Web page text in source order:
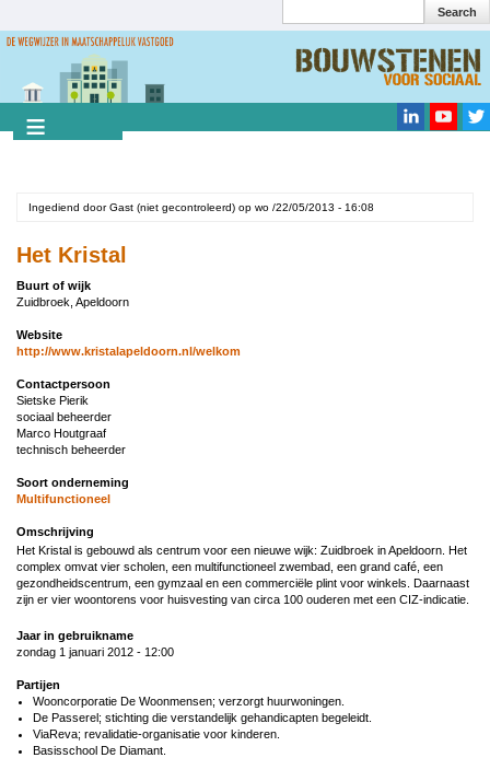
naar
gaan
Search
Ingediend doorGast (niet gecontroleerd) op wo /22/05/2013 - 16:08
Het Kristal
Buurt of wijk
Zuidbroek, Apeldoorn
Website
http://www.kristalapeldoorn.nl/welkom
Contactpersoon
Sietske Pierik
sociaal beheerder
Marco Houtgraaf
technisch beheerder
Soort onderneming
Multifunctioneel
Omschrijving
Het Kristal is gebouwd als centrum voor een nieuwe wijk: Zuidbroek in Apeldoorn. Het
complex omvat vier scholen, een multifunctioneel zwembad, een grand café, een
gezondheidscentrum, een gymzaal en een commerciële plint voor winkels. Daarnaast
zijn er vier woontorens voor huisvesting van circa 100 ouderen met een CIZ-indicatie.
Jaar in gebruikname
zondag 1 januari 2012 - 12:00
Partijen
Wooncorporatie De Woonmensen; verzorgt huurwoningen.
De Passerel; stichting die verstandelijk gehandicapten begeleidt.
ViaReva; revalidatie-organisatie voor kinderen.
Basisschool De Diamant.